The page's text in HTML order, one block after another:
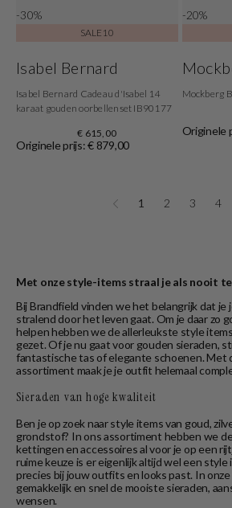
-30%
SALE10
Isabel Bernard
Isabel Bernard Cadeau d'Isabel 14
karaat gouden oorbellenset IB90177
€ 615,00
Originele prijs: € 879,00
-20%
Mockberg
Originele
1 2 3 4
Met onze style-items straal je als nooit
Bij Brandfield vinden we het belangrijk dat je
stralend door het leven gaat. Om je daar zo
helpen hebben we de allerleukste style
gezet. Of je nu gaat voor gouden sieraden,
fantastische tas of elegante schoenen. Met
assortiment maak je je outfit helemaal
Sieraden van hoge kwaliteit
Ben je op zoek naar style items van goud,
grondstof? In ons assortiment hebben we
kettingen en accessoires al voor je op een
ruime keuze is er eigenlijk altijd wel een
precies bij jouw outfits en looks past. In
gemakkelijk en snel de mooiste sieraden,
wensen.